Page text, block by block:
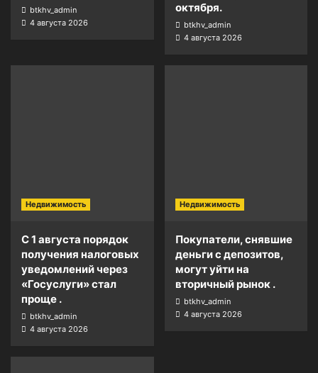
btkhv_admin
4 августа 2026
октября.
btkhv_admin
4 августа 2026
Недвижимость
С 1 августа порядок
получения налоговых
уведомлений через
«Госуслуги» стал
проще .
btkhv_admin
4 августа 2026
Недвижимость
Покупатели, снявшие
деньги с депозитов,
могут уйти на
вторичный рынок .
btkhv_admin
4 августа 2026